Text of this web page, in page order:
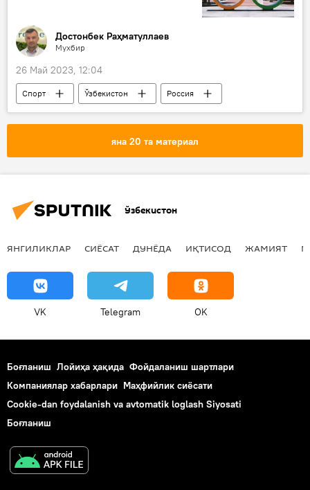
Достонбек Раҳматуллаев
Мухбир
26 Май 2023, 12:04
Спорт Ўзбекистон
Россия
Ўзбекистон - Россия
яна 20 та материал
Ўзбекистон
ЯНГИЛИКЛАР СИЁСАТ ДУНЁДА ИҚТИСОД ЖАМИЯТ
VK Telegram OK
Боғланиш Лойиҳа ҳақида Фойдаланиш шартлари
Компаниялар хабарлари Маҳфийлик сиёсати
Cookie-dan foydalanish va avtomatik loglash Siyosati
Боғланиш